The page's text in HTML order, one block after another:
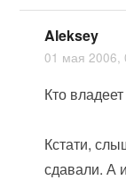
Aleksey
01 мая 2006,
Кто
Кстати,
сдавали. А